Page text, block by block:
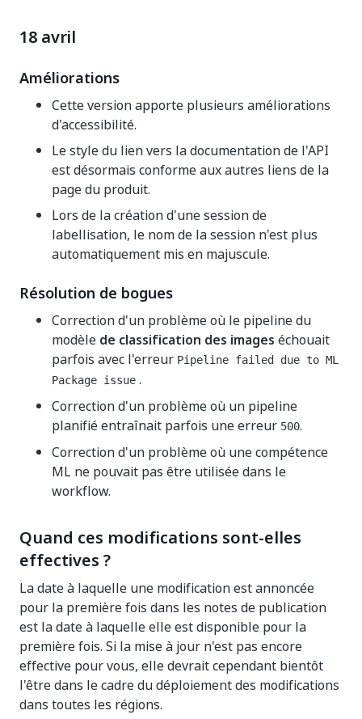
18 avril
Améliorations
Cette version apporte plusieurs améliorations
d'accessibilité.
Le style du lien vers la documentation de l'API
est désormais conforme aux autres liens de la
page du produit.
Lors de la création d'une session de
labellisation, le nom de la session n'est plus
automatiquement mis en majuscule.
Résolution de bogues
Correction d'un problème où le pipeline du
modèle de classification des images échouait
parfois avec l'erreur Pipeline failed due to ML
Package issue .
Correction d'un problème où un pipeline
planifié entraînait parfois une erreur 500.
Correction d'un problème où une compétence
ML ne pouvait pas être utilisée dans le
workflow.
Quand ces modifications sont-elles
effectives ?
La date à laquelle une modification est annoncée
pour la première fois dans les notes de publication
est la date à laquelle elle est disponible pour la
première fois. Si la mise à jour n'est pas encore
effective pour vous, elle devrait cependant bientôt
l'être dans le cadre du déploiement des modifications
dans toutes les régions.